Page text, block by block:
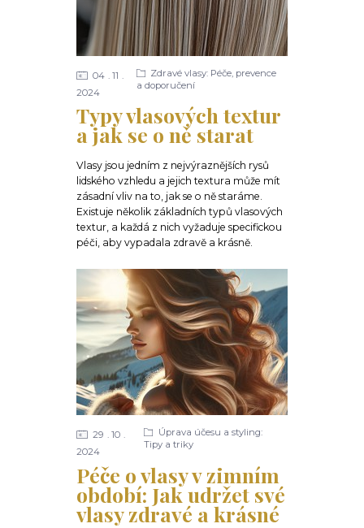
Typy vlasových textur
a jak se o ně starat
04
11
2024
Zdravé vlasy: Péče, prevence
a doporučení
Vlasy jsou jedním z nejvýraznějších rysů
lidského vzhledu a jejich textura může mít
zásadní vliv na to, jak se o ně staráme.
Existuje několik základních typů vlasových
textur, a každá z nich vyžaduje specifickou
péči, aby vypadala zdravě a krásně.
Péče o vlasy v zimním
období: Jak udržet své
vlasy zdravé a krásné
29
10
2024
Úprava účesu a styling:
Tipy a triky